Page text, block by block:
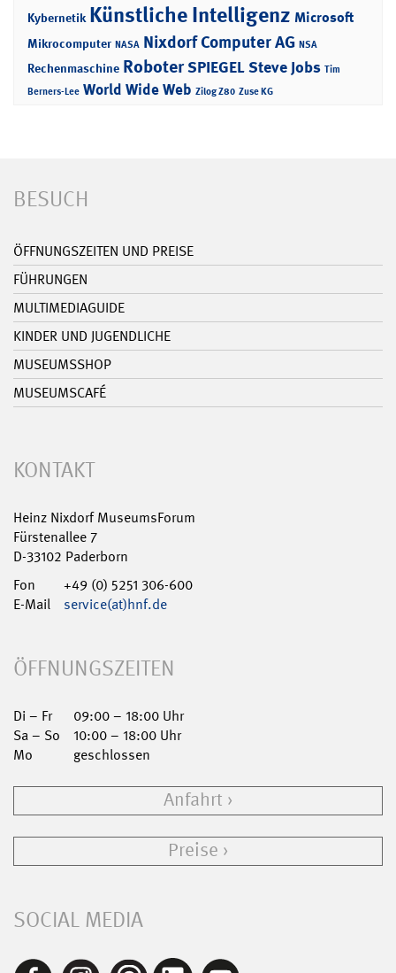
Kybernetik Künstliche Intelligenz Microsoft
Mikrocomputer NASA Nixdorf Computer AG NSA
Rechenmaschine RoboterSPIEGELSteve Jobs Tim
Berners-Lee World Wide Web Zilog Z80 Zuse KG
BESUCH
ÖFFNUNGSZEITEN UND PREISE
FÜHRUNGEN
MULTIMEDIAGUIDE
KINDER UND JUGENDLICHE
MUSEUMSSHOP
MUSEUMSCAFÉ
KONTAKT
Heinz Nixdorf MuseumsForum
Fürstenallee 7
D-33102 Paderborn
Fon
+49 (0) 5251 306-600
E-Mail
service(at)hnf.de
ÖFFNUNGSZEITEN
Di – Fr
09:00 – 18:00 Uhr
Sa – So
10:00 – 18:00 Uhr
Mo
geschlossen
Anfahrt
Preise
SOCIAL MEDIA